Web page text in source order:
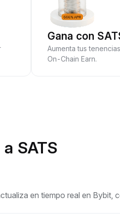
Gana con
Aumenta tus
On-Chain Earn.
SATS
en tiempo real en Bybit,